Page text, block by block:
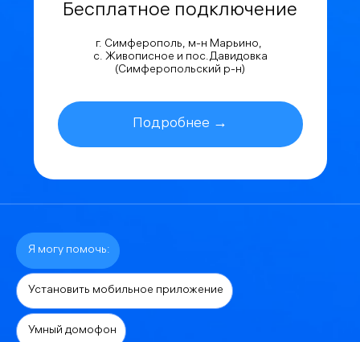
Бесплатное подключение
г. Симферополь, м-н Марьино,
с. Живописное и пос.Давидовка
(Симферопольский р-н)
Подробнее →
Я могу помочь:
Установить мобильное приложение
Умный домофон